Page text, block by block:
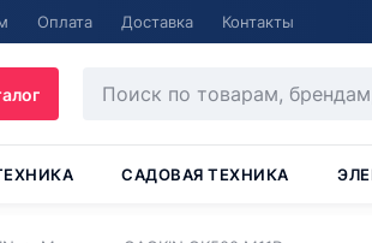
Оплата Доставка Контакты
САДОВАЯ ТЕХНИКА